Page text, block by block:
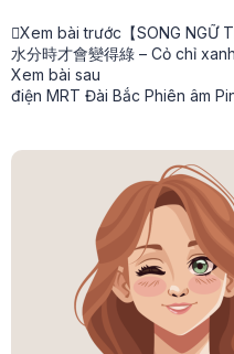
Xem bài trước 【SONG NGỮ
水分時才會變得綠 – Cỏ chỉ
Xem bài sau
điện MRT Đài Bắc Phiên âm